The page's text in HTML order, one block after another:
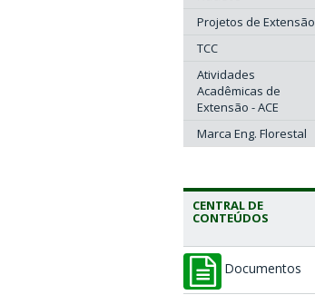
Projetos de Extensão
TCC
Atividades
Acadêmicas de
Extensão - ACE
Marca Eng. Florestal
CENTRAL DE
CONTEÚDOS
Documentos